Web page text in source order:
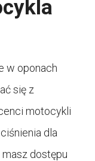
w oponach
się z
motocykli
dla
dostępu